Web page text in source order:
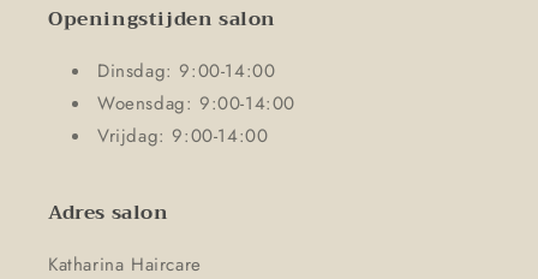
Openingstijden salon
Dinsdag: 9:00-14:00
Woensdag: 9:00-14:00
Vrijdag: 9:00-14:00
Adres salon
Katharina Haircare